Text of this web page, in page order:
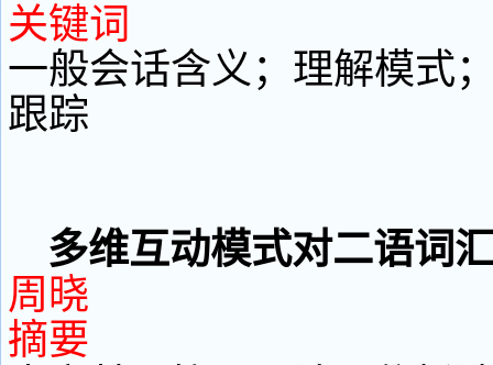
关键词
一般会话含义；理解模式
跟踪
多维互动模式对二语词
周晓
摘要